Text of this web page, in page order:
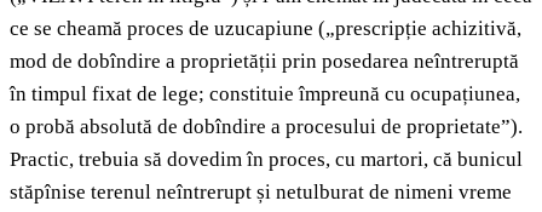
ce se cheamă proces de uzucapiune („prescripție achizitivă,
mod de dobîndire a proprietății prin posedarea neîntreruptă
în timpul fixat de lege; constituie împreună cu ocupațiunea,
o probă absolută de dobîndire a procesului de proprietate”).
Practic, trebuia să dovedim în proces, cu martori, că bunicul
stăpînise terenul neîntrerupt și netulburat de nimeni vreme